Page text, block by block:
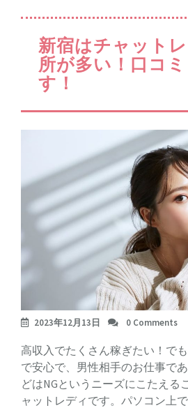
新宿はチャット
所が多い！口コ
す！
2023年12月13日 0 Comments
高収入でたくさん稼ぎたい！で
で安心で、男性相手のお仕事で
どはNGというニーズにこたえる
ャットレディです。パソコン上